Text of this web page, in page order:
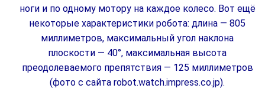
ноги и по одному мотору на каждое колесо. Вот ещё
некоторые характеристики робота: длина — 805
миллиметров, максимальный угол наклона
плоскости — 40°, максимальная высота
преодолеваемого препятствия — 125 миллиметров
(фото с сайта robot.watch.impress.co.jp).